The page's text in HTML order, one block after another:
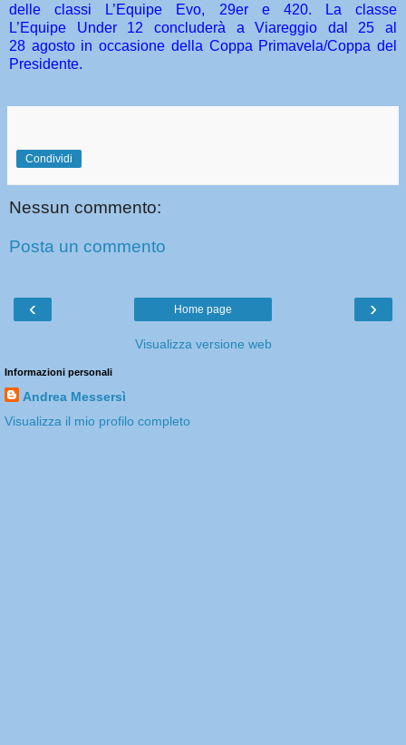
delle classi L’Equipe Evo, 29er e 420. La classe
L’Equipe Under 12 concluderà a Viareggio dal 25 al
28 agosto in occasione della Coppa Primavela/Coppa del
Presidente.
Condividi
Nessun commento:
Posta un commento
‹ ›
Home page
Visualizza versione web
Informazioni personali
Andrea Messersì
Visualizza il mio profilo completo